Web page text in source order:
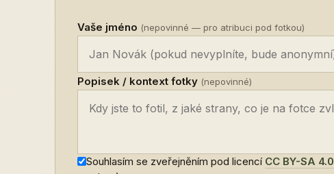
Vaše jméno (nepovinné — pro atribuci pod fotkou)
Popisek / kontext fotky (nepovinné)
Souhlasím se zveřejněním pod licencí CC BY-SA 4.0